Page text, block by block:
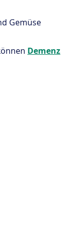
Gemüse
Demenz